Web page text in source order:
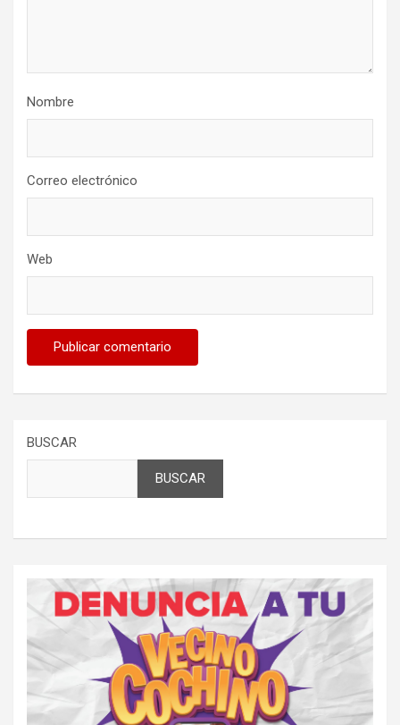
Nombre
Correo electrónico
Web
BUSCAR
BUSCAR